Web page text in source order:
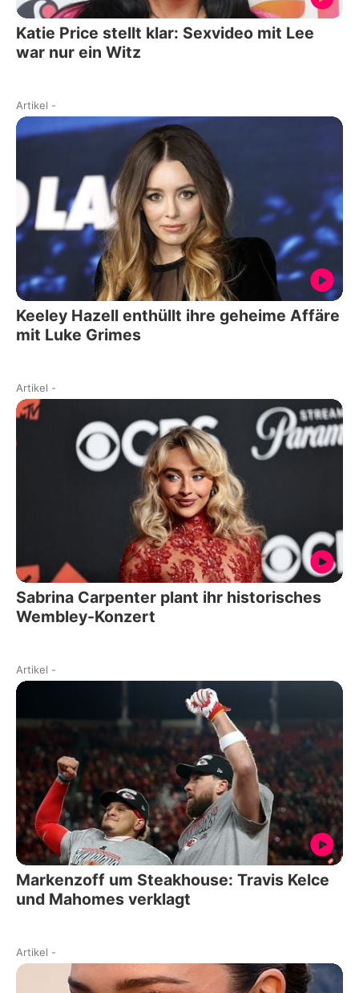
Katie Price stellt klar: Sexvideo mit Lee
war nur ein Witz
Artikel -
Keeley Hazell enthüllt ihre geheime Affäre
mit Luke Grimes
Artikel -
Sabrina Carpenter plant ihr historisches
Wembley-Konzert
Artikel -
Markenzoff um Steakhouse: Travis Kelce
und Mahomes verklagt
Artikel -